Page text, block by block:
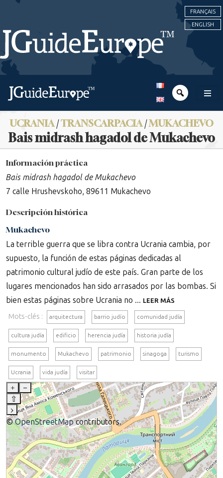
FRANÇAIS
ENGLISH
UCRANIA/TRANSCARPACIA/MUKACHEVO
Bais midrash hagadol de Mukachevo
Información práctica
Bais midrash hagadol de Mukachevo
7 calle Hrushevskoho, 89611 Mukachevo
Descripción histórica
Mukachevo
La terrible guerra que se libra contra Ucrania cambia, por
supuesto, la función de estas páginas dedicadas al
patrimonio cultural judío de este país. Gran parte de los
lugares mencionados han sido arrasados por las bombas. Si
bien estas páginas sobre Ucrania no ... LEER MÁS
Mots-clés : arquitectura barrio judío comunidad judía
cultura judía edificio herencia judía historia judía
monumento Mukachevo patrimonio sinagoga turismo
Ucrania vida judía visitar
+
–
⇧
›
©OpenStreetMapcontributors.